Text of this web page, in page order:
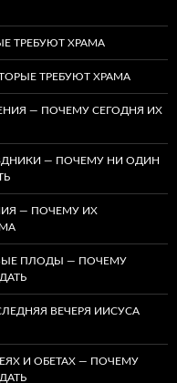
ТРЕБУЮТ ХРАМА
ТРЕБУЮТ ХРАМА
— ПОЧЕМУ СЕГОДНЯ ИХ
— ПОЧЕМУ НИ ОДИН
— ПОЧЕМУ ИХ
ПЛОДЫ — ПОЧЕМУ
ВЕЧЕРЯ ИИСУСА
И ОБЕТАХ — ПОЧЕМУ